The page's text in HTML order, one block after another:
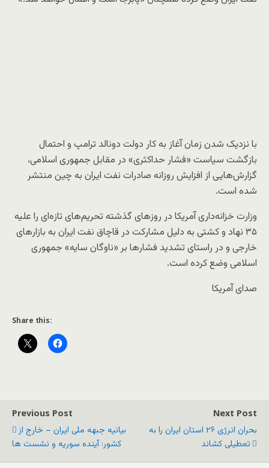
با نزدیک شدن زمان آغاز به کار دولت دونالد ترامپ و احتمال
بازگشت سیاست «فشار حداکثری» در مقابل جمهوری اسلامی،
گزارش‌هایی از افزایش روزانه صادرات نفت ایران به چین منتشر
شده است.
وزارت خزانه‌داری آمریکا در روزهای گذشته تحریم‌های تازه‌ای را علیه
۳۵ نهاد و کشتی به دلیل مشارکت در قاچاق نفت ایران به بازارهای
خارجی و در راستای تشدید فشارها بر «ناوگان سایه» جمهوری
اسلامی وضع کرده است.
صدای آمریکا
Share this:
Previous Post
بیانیه جبهه ملی ایران – خارج از
کشور: آینده سوریه و نشست ها
Next Post
بحران انرژی ۲۶ استان ایران را به
تعطیلی کشاند